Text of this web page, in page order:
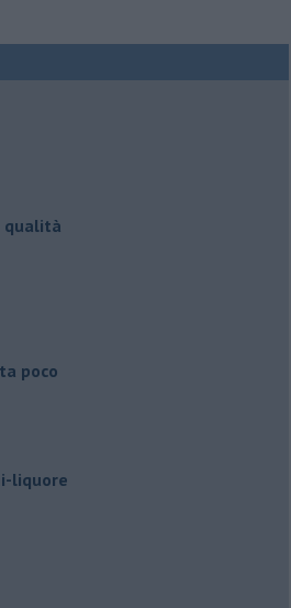
qualità
poco
liquore